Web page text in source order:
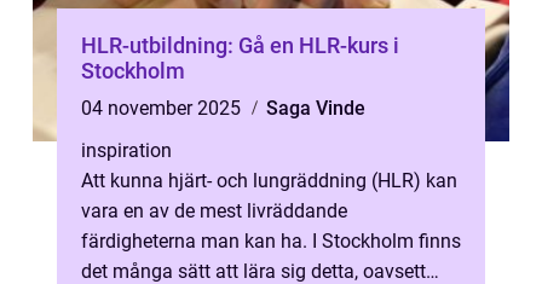
HLR-utbildning: Gå en HLR-kurs i
Stockholm
04 november 2025
Saga Vinde
inspiration
Att kunna hjärt- och lungräddning (HLR) kan
vara en av de mest livräddande
färdigheterna man kan ha. I Stockholm finns
det många sätt att lära sig detta, oavsett